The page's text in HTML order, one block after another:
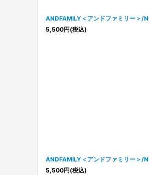
ANDFAMILY＜アンドファミリー＞/
5,500円(税込)
ANDFAMILY＜アンドファミリー＞/
5,500円(税込)